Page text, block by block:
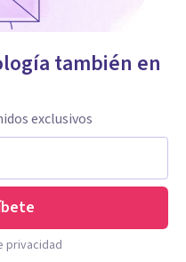
también en
exclusivos
privacidad